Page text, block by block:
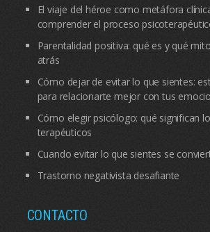
El viaje del héroe como metáfora
comprender el proceso
Parentalidad positiva: qué es y qué
atrás
Cómo dejar de evitar lo que sientes:
para relacionarte mejor con tus
Cómo elegir psicólogo: qué significan
terapéuticos
Cuando evitar lo que sientes se
Trastorno negativista desafiante
CONTACTO